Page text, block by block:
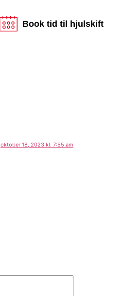
Book tid til hjulskift
oktober 18, 2023 kl. 7:55 am